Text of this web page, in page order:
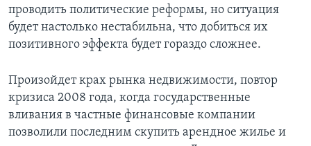
проводить политические реформы, но ситуация
будет настолько нестабильна, что добиться их
позитивного эффекта будет гораздо сложнее.
Произойдет крах рынка недвижимости, повтор
кризиса 2008 года, когда государственные
вливания в частные финансовые компании
позволили последним скупить арендное жилье и